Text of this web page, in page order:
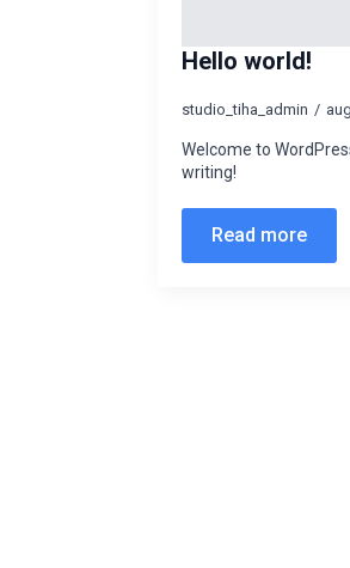
Hello world!
studio_tiha_admin
Welcome to
writing!
Read more